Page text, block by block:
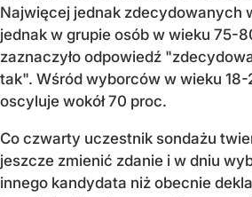
Najwięcej jednak zdecydowanych
jednak w grupie osób w wieku 75-
zaznaczyło odpowiedź
tak". Wśród wyborców w wieku
oscyluje wokół 70 proc.
Co czwarty uczestnik sondażu
jeszcze zmienić zdanie i w dniu
innego kandydata niż obecnie